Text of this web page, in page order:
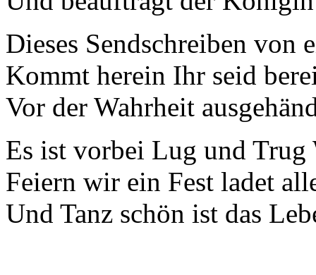
Dieses Sendschreiben von
Kommt herein Ihr seid
Vor der Wahrheit
Es ist vorbei Lug und Trug
Feiern wir ein Fest ladet
Und Tanz schön ist das